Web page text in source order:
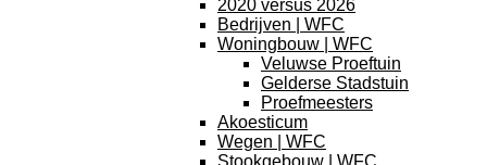
2020 versus 2026
Bedrijven | WFC
Woningbouw | WFC
Veluwse Proeftuin
Gelderse Stadstuin
Proefmeesters
Akoesticum
Wegen | WFC
Stookgebouw | WFC